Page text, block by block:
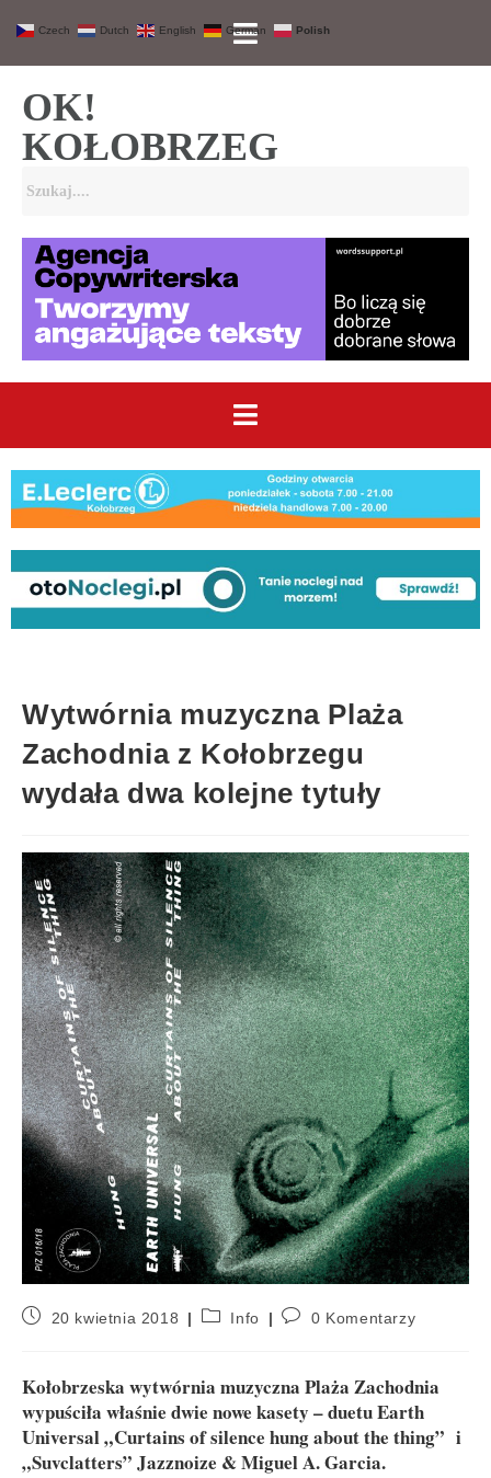
OK!
KOŁOBRZEG
Wytwórnia muzyczna Plaża
Zachodnia z Kołobrzegu
wydała dwa kolejne tytuły
20 kwietnia 2018 Info 0 Komentarzy
Kołobrzeska wytwórnia muzyczna Plaża Zachodnia
wypuściła właśnie dwie nowe kasety – duetu Earth
Universal „Curtains of silence hung about the thing” i
„Suvclatters” Jazznoize & Miguel A. Garcia.
Czech Dutch English German Polish